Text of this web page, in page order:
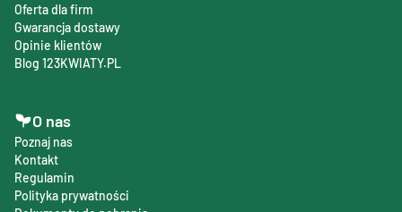
Oferta dla firm
Gwarancja dostawy
Opinie klientów
Blog 123KWIATY.PL
O nas
Poznaj nas
Kontakt
Regulamin
Polityka prywatności